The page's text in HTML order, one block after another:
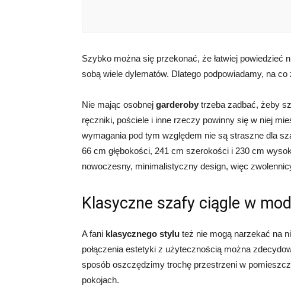
Szybko można się przekonać, że łatwiej powiedzieć
sobą wiele dylematów. Dlatego podpowiadamy, na
Nie mając osobnej garderoby trzeba zadbać, żeby
ręczniki, pościele i inne rzeczy powinny się w niej
wymagania pod tym względem nie są straszne dla
66 cm głębokości, 241 cm szerokości i 230 cm
nowoczesny, minimalistyczny design, więc
Klasyczne szafy ciągle w
A fani klasycznego stylu też nie mogą narzekać na
połączenia estetyki z użytecznością można
sposób oszczędzimy trochę przestrzeni w
pokojach.